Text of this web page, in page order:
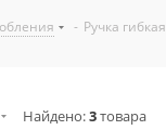
- Ручка гибкая
Найдено:3товара